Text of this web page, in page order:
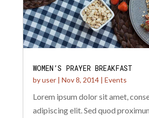
WOMEN’S PRAYER BREAKFAST
byuser| Nov 8, 2014| Events
Lorem ipsum dolor sit amet,
adipiscing elit. Sed quod